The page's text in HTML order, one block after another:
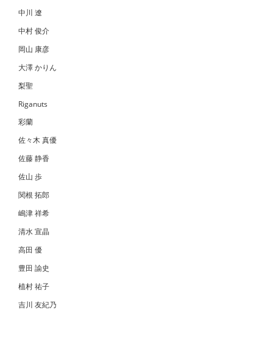
中川 遼
中村 俊介
岡山 康彦
大澤 かりん
梨聖
Riganuts
彩蘭
佐々木 真優
佐藤 静香
佐山 歩
関根 拓郎
嶋津 祥希
清水 宣晶
高田 優
豊田 諭史
植村 祐子
吉川 友紀乃